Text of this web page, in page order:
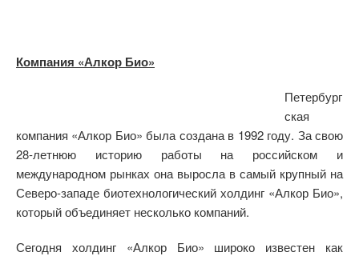
Компания «Алкор Био»
Петербург
ская
компания «Алкор Био» была создана в 1992 году. За свою
28-летнюю историю работы на российском и
международном рынках она выросла в самый крупный на
Северо-западе биотехнологический холдинг «Алкор Био»,
который объединяет несколько компаний.
Сегодня холдинг «Алкор Био» широко известен как